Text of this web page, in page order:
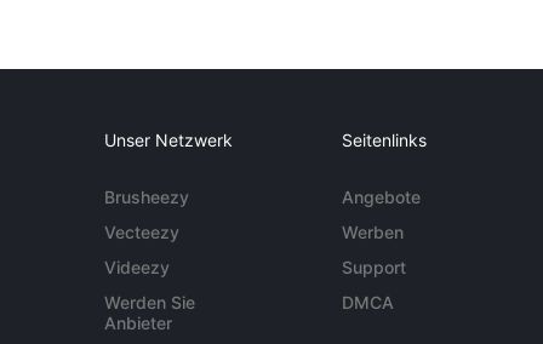
Unser Netzwerk
Brusheezy
Vecteezy
Videezy
Werden Sie
Anbieter
Seitenlinks
Angebote
Werben
Support
DMCA